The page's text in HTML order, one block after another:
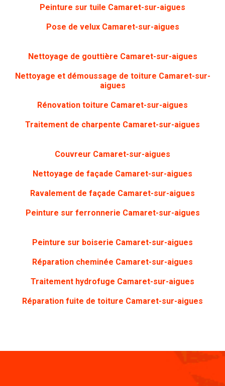
Peinture sur tuile Camaret-sur-aigues
Pose de velux Camaret-sur-aigues
Nettoyage de gouttière Camaret-sur-aigues
Nettoyage et démoussage de toiture Camaret-sur-
aigues
Rénovation toiture Camaret-sur-aigues
Traitement de charpente Camaret-sur-aigues
Couvreur Camaret-sur-aigues
Nettoyage de façade Camaret-sur-aigues
Ravalement de façade Camaret-sur-aigues
Peinture sur ferronnerie Camaret-sur-aigues
Peinture sur boiserie Camaret-sur-aigues
Réparation cheminée Camaret-sur-aigues
Traitement hydrofuge Camaret-sur-aigues
Réparation fuite de toiture Camaret-sur-aigues